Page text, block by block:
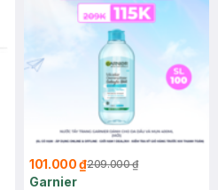
101.000 ₫209.000 ₫
Garnier